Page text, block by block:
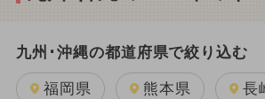
九州･沖縄の都道府県で絞り込む
福岡県 熊本県 長